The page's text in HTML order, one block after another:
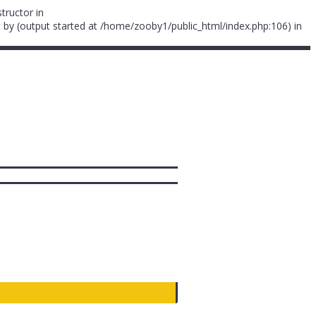
in
(output started at /home/zooby1/public_html/index.php:106) in